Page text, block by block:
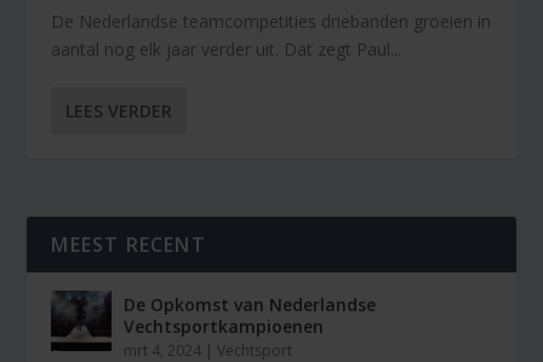
De Nederlandse teamcompetities driebanden groeien in
aantal nog elk jaar verder uit. Dat zegt Paul...
LEES VERDER
MEEST RECENT
De Opkomst van Nederlandse
Vechtsportkampioenen
mrt 4, 2024 |Vechtsport